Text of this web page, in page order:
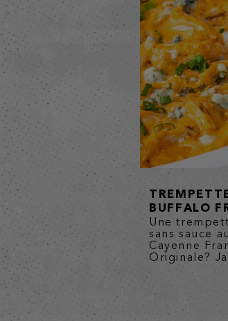
BUFFALO
Une
sans sauce
Cayenne
Originale?